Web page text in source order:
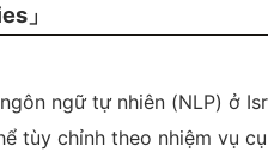
」
ngữ tự nhiên (NLP) ở
tùy chỉnh theo nhiệm vụ